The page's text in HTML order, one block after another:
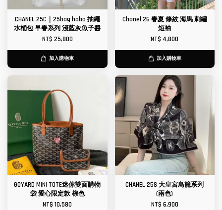
CHANEL 25C｜25bag hobo 抽繩
水桶包 早春系列 淺藍灰魚子醬
NT$ 25,800
加入購物車
Chanel 26 春夏 條紋 海馬 刺繡
短袖
NT$ 4,800
加入購物車
GOYARD MINI TOTE迷你雙面購物
袋 愛心限定款 棕色
NT$ 10,580
CHANEL 25S 大皇宮鳥籠系列
(兩色)
NT$ 6,900